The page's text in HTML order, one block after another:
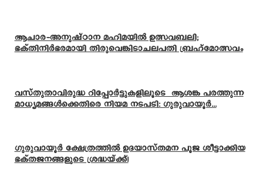
ആചാര-അനുഷ്ഠാന മഹിമയിൽ ഉത്സവബലി;
ഭക്തിനിർഭരമായി തിരുവെങ്കിടാചലപതി ബ്രഹ്മോത്സവം
വസ്തുതാവിരുദ്ധ റിപ്പോർട്ടുകളിലൂടെ ആശങ്ക പരത്തുന്ന
മാധ്യമങ്ങൾക്കെതിരെ നിയമ നടപടി: ഗുരുവായൂർ...
ഗുരുവായൂർ ക്ഷേത്രത്തിൽ ഉദയാസ്‌തമന പൂജ ശീട്ടാക്കിയ
ഭക്തജനങ്ങളുടെ ശ്രദ്ധയ്ക്ക്!